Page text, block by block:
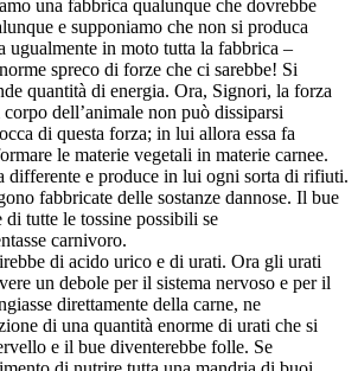
una fabbrica qualunque che dovrebbe
e supponiamo che non si produca
ugualmente in moto tutta la fabbrica –
spreco di forze che ci sarebbe! Si
quantità di energia. Ora, Signori, la forza
dell’animale non può dissiparsi
di questa forza; in lui allora essa fa
le materie vegetali in materie carnee.
differente e produce in lui ogni sorta di rifiuti.
fabbricate delle sostanze dannose. Il bue
tutte le tossine possibili se
carnivoro.
di acido urico e di urati. Ora gli urati
un debole per il sistema nervoso e per il
direttamente della carne, ne
di una quantità enorme di urati che si
e il bue diventerebbe folle. Se